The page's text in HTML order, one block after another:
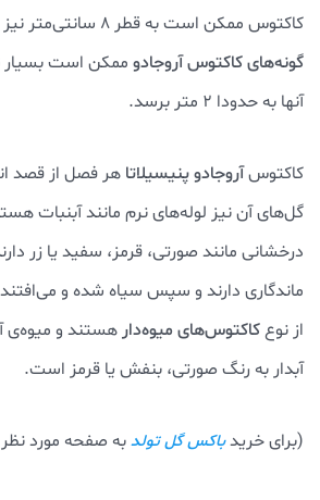
کاکتوس ممکن است به قطر ۸ سانتی‌متر نیز برسد اگرچه برخی
گونه‌های کاکتوس آروجادو ممکن است بسیار
آنها به حدودا ۲ متر برسد.
کاکتوسآروجادو پنیسیلاتا هر فصل از قصد
گل‌های آن نیز لوله‌های نرم مانند آبنبات
درخشانی مانند صورتی، قرمز، سفید یا زر
ماندگاری دارند و سپس سیاه شده و
از نوعکاکتوس‌های میوه‌دار هستند و میوه‌ی
آبدار به رنگ صورتی، بنفش یا قرمز است.
(برای خریدباکس گل تولدبه صفحه مورد